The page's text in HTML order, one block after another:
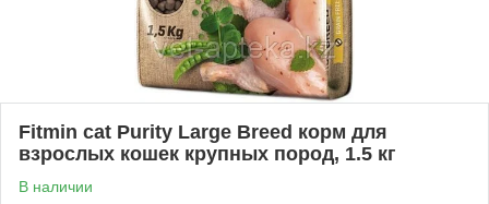
Fitmin cat Purity Large Breed корм для
взрослых кошек крупных пород, 1.5 кг
В наличии